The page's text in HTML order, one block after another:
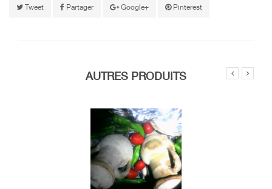
Tweet Partager Google+ Pinterest
AUTRES PRODUITS